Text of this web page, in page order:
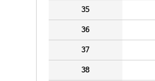
35
36
37
38